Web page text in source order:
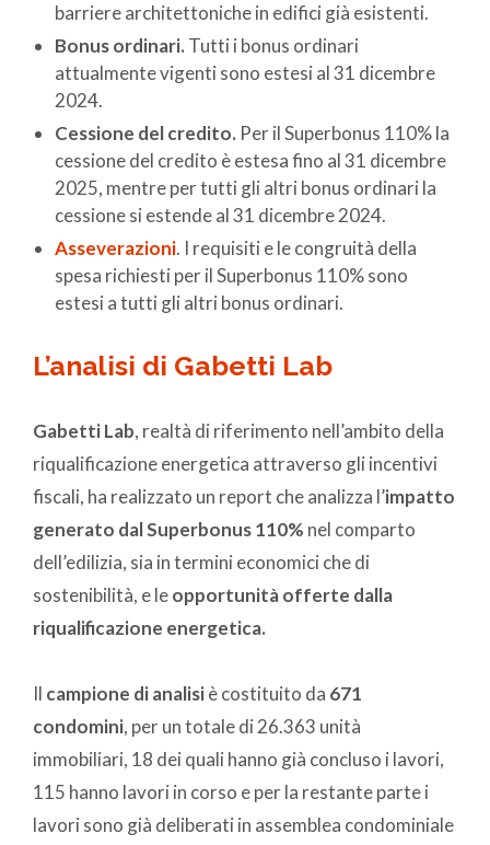
barriere architettoniche in edifici già esistenti.
Bonus ordinari. Tutti i bonus ordinari
attualmente vigenti sono estesi al 31 dicembre
2024.
Cessione del credito. Per il Superbonus 110% la
cessione del credito è estesa fino al 31 dicembre
2025, mentre per tutti gli altri bonus ordinari la
cessione si estende al 31 dicembre 2024.
Asseverazioni. I requisiti e le congruità della
spesa richiesti per il Superbonus 110% sono
estesi a tutti gli altri bonus ordinari.
L’analisi di Gabetti Lab
Gabetti Lab, realtà di riferimento nell’ambito della
riqualificazione energetica attraverso gli incentivi
fiscali, ha realizzato un report che analizza l’impatto
generato dal Superbonus 110% nel comparto
dell’edilizia, sia in termini economici che di
sostenibilità, e leopportunità offerte dalla
riqualificazione energetica.
Il campione di analisiè costituito da 671
condomini, per un totale di 26.363 unità
immobiliari, 18 dei quali hanno già concluso i lavori,
115 hanno lavori in corso e per la restante parte i
lavori sono già deliberati in assemblea condominiale